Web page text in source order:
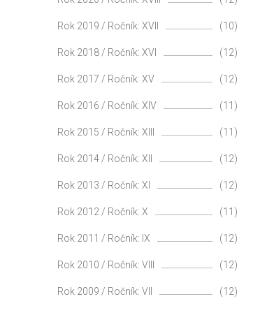
Rok 2019 / Ročník: XVII (10)
Rok 2018 / Ročník: XVI (12)
Rok 2017 / Ročník: XV (12)
Rok 2016 / Ročník: XIV (11)
Rok 2015 / Ročník: XIII (11)
Rok 2014 / Ročník: XII (12)
Rok 2013 / Ročník: XI (12)
Rok 2012 / Ročník: X (11)
Rok 2011 / Ročník: IX (12)
Rok 2010 / Ročník: VIII (12)
Rok 2009 / Ročník: VII (12)